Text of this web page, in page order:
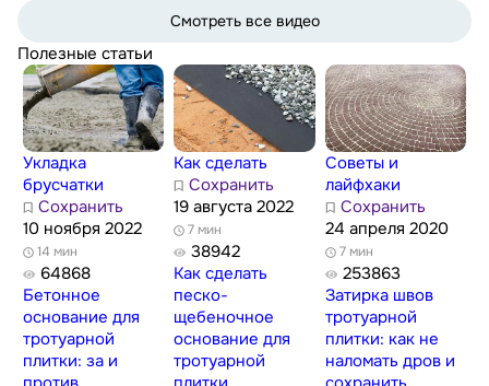
Смотреть все видео
Полезные статьи
Укладка
брусчатки
Сохранить
10 ноября 2022
14 мин
64868
Бетонное
основание для
тротуарной
плитки: за и
Как сделать
Сохранить
19 августа 2022
7 мин
38942
Как сделать
песко-
щебеночное
основание для
тротуарной
Советы и
лайфхаки
Сохранить
24 апреля 2020
7 мин
253863
Затирка швов
тротуарной
плитки: как не
наломать дров и